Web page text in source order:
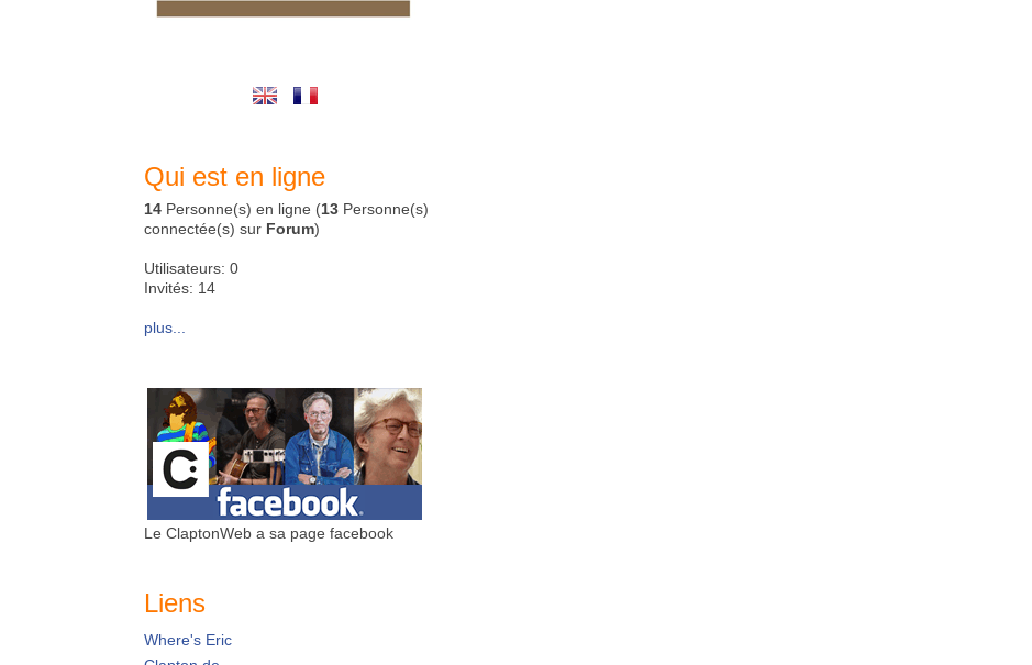
Qui est en ligne
14 Personne(s) en ligne (13 Personne(s)
connectée(s) sur Forum)
Utilisateurs: 0
Invités: 14
plus...
Le ClaptonWeb a sa page facebook
Liens
Where's Eric